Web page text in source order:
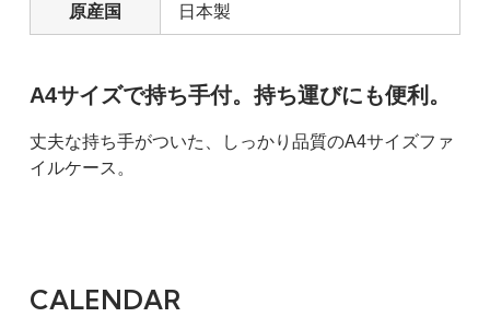
原産国 日本製
A4サイズで持ち手付。持ち運びにも便利。
丈夫な持ち手がついた、しっかり品質のA4サイズファ
イルケース。
CALENDAR